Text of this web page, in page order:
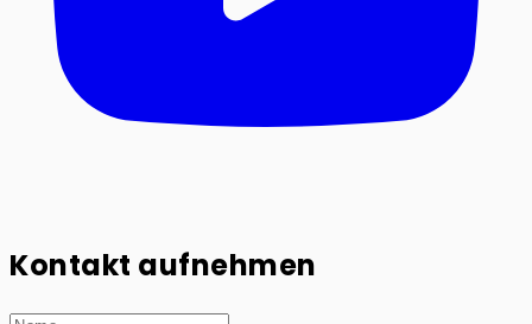
Kontakt aufnehmen